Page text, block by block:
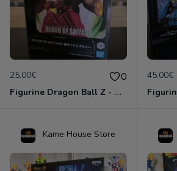
25.00€ 0
Figurine Dragon Ball Z - Broly Super Saiyan - Blood Of Saiyans - Officielle Import Japon
45.00€
Kame House Store